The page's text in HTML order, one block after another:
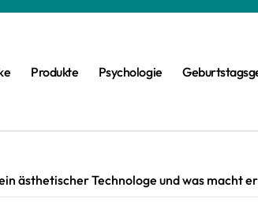
Produkte Psychologie
ästhetischer Technologe und was macht